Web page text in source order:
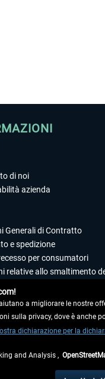
di noi
azienda
Generali di Contratto
e spedizione
per consumatori
relative allo smaltimento
le spese di spedizione, se
a migliorare le nostre
sulla privacy, dove è anche
dichiarazione per la
and Analysis ,